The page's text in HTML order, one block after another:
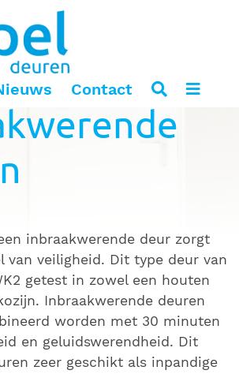
Contact
Deuren
inbraakwerende deur zorgt
van veiligheid. Dit type deur van
getest in zowel een houten
Inbraakwerende deuren
worden met 30 minuten
en geluidswerendheid. Dit
zeer geschikt als inpandige